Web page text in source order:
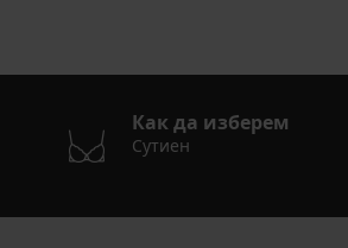
Как да изберем
Сутиен